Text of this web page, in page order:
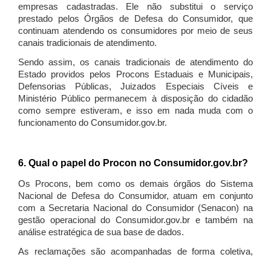
empresas cadastradas. Ele não substitui o serviço
prestado pelos Órgãos de Defesa do Consumidor, que
continuam atendendo os consumidores por meio de seus
canais tradicionais de atendimento.
Sendo assim, os canais tradicionais de atendimento do
Estado providos pelos Procons Estaduais e Municipais,
Defensorias Públicas, Juizados Especiais Cíveis e
Ministério Público permanecem à disposição do cidadão
como sempre estiveram, e isso em nada muda com o
funcionamento do Consumidor.gov.br.
6. Qual o papel do Procon no Consumidor.gov.br?
Os Procons, bem como os demais órgãos do Sistema
Nacional de Defesa do Consumidor, atuam em conjunto
com a Secretaria Nacional do Consumidor (Senacon) na
gestão operacional do Consumidor.gov.br e também na
análise estratégica de sua base de dados.
As reclamações são acompanhadas de forma coletiva,